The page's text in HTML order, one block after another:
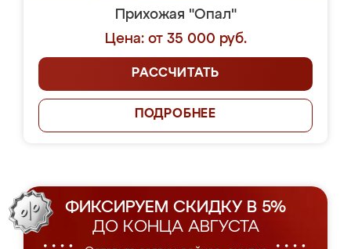
Прихожая "Опал"
Цена: от 35 000 руб.
РАССЧИТАТЬ
ПОДРОБНЕЕ
ФИКСИРУЕМ СКИДКУ В 5%
ДО КОНЦА АВГУСТА